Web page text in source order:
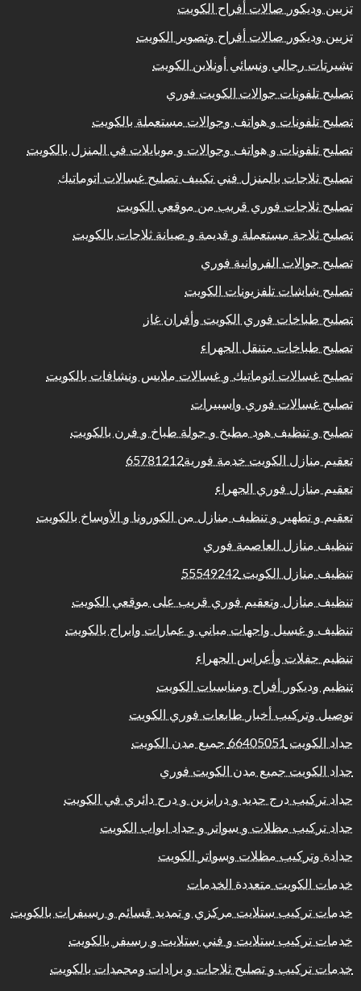
تزيين وديكور صالات أفراح الكويت
تزيين وديكور صالات أفراح وتصوير الكويت
تشيرتات رجالي ونسائي أونلاين الكويت
تصليح تلفونات جوالات الكويت فوري
تصليح تلفونات و هواتف وجوالات مستعملة بالكويت
تصليح تلفونات و هواتف وجوالات و موبايلات في المنزل بالكويت
تصليح ثلاجات بالمنزل فني تكييف تصليح غسالات اتوماتيك
تصليح ثلاجات فوري قريب من موقعي الكويت
تصليح ثلاجة مستعملة و قديمة و صيانة ثلاجات بالكويت
تصليح جوالات الفروانية فوري
تصليح شاشات تلفزيونات الكويت
تصليح طباخات فوري الكويت وأفران غاز
تصليح طباخات متنقل الجهراء
تصليح غسالات اتوماتيك و غسالات ملابس ونشافات بالكويت
تصليح غسالات فوري واسبيرات
تصليح و تنظيف هود مطبخ و جولة طباخ و فرن بالكويت
تعقيم منازل الكويت خدمة فورية65781212
تعقيم منازل فوري الجهراء
تعقيم و تطهير و تنظيف منازل من الكورونا و الأوساخ بالكويت
تنظيف منازل العاصمة فوري
تنظيف منازل الكويت 55549242
تنظيف منازل وتعقيم فوري قريب على موقعي الكويت
تنظيف و غسيل واجهات مباني و عمارات وابراج بالكويت
تنظيم حفلات وأعراس الجهراء
تنظيم وديكور أفراح ومناسبات الكويت
توصيل وتركيب أخبار طابعات فوري الكويت
حداد الكويت 66405051 جميع مدن الكويت
حداد الكويت جميع مدن الكويت فوري
حداد تركيب درج حديد و درابزين و درج دائري في الكويت
حداد تركيب مظلات و سواتر و حداد ابواب الكويت
حدادة وتركيب مظلات وسواتر الكويت
خدمات الكويت متعددة الخدمات
خدمات تركيب ستلايت مركزي و تمديد قسائم و رسيفرات بالكويت
خدمات تركيب ستلايت و فني ستلايت و رسيفر بالكويت
خدمات تركيب و تصليح ثلاجات و برادات ومجمدات بالكويت